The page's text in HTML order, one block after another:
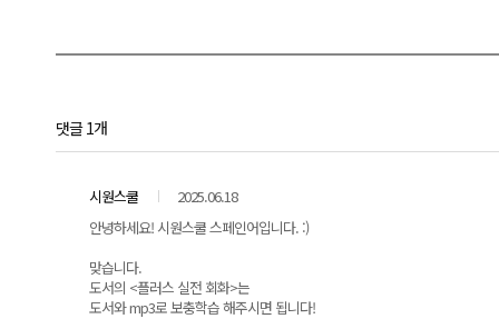
댓글 1개
시원스쿨
2025.06.18
안녕하세요! 시원스쿨 스페인어입니다. :)
맞습니다.
도서의 <플러스 실전 회화>는
도서와 mp3로 보충학습 해주시면 됩니다!